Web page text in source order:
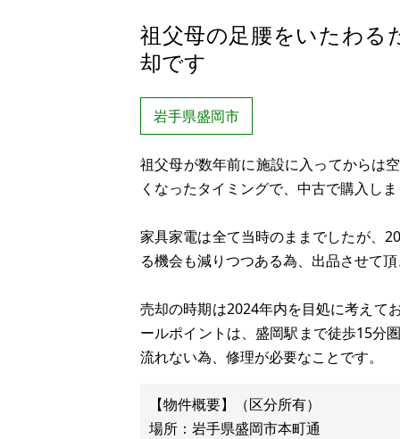
祖父母の足腰をいたわる
却です
岩手県盛岡市
祖父母が数年前に施設に入ってからは
くなったタイミングで、中古で購入し
家具家電は全て当時のままでしたが、
る機会も減りつつある為、出品させて
売却の時期は2024年内を目処に考えて
ールポイントは、盛岡駅まで徒歩15分
流れない為、修理が必要なことです。
【物件概要】（区分所有）
場所：岩手県盛岡市本町通